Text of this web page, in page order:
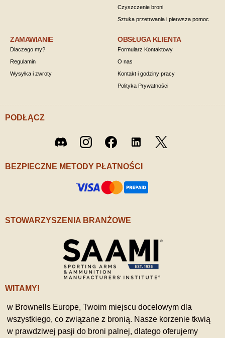
Czyszczenie broni
Sztuka przetrwania i pierwsza pomoc
ZAMAWIANIE
Dlaczego my?
Regulamin
Wysyłka i zwroty
OBSŁUGA KLIENTA
Formularz Kontaktowy
O nas
Kontakt i godziny pracy
Polityka Prywatności
PODŁĄCZ
Discord Instagram Facebook LinkedIn
BEZPIECZNE METODY PŁATNOŚCI
STOWARZYSZENIA BRANŻOWE
WITAMY!
w Brownells Europe, Twoim miejscu docelowym dla
wszystkiego, co związane z bronią. Nasze korzenie tkwią
w prawdziwej pasji do broni palnej, dlatego oferujemy